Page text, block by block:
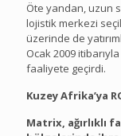
Öte yandan, uzun
lojistik merkezi
üzerinde de
Ocak 2009
faaliyete geçirdi.
Kuzey Afrika’ya
Matrix, ağırlıklı